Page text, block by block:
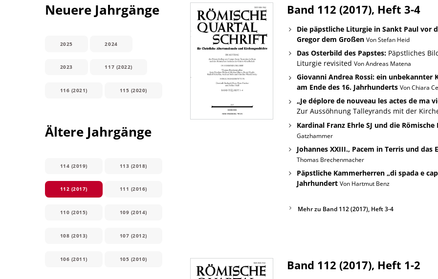
Neuere Jahrgänge
2025 2024
2023 117 (2022)
116 (2021) 115 (2020)
Ältere Jahrgänge
114 (2019) 113 (2018)
112 (2017) 111 (2016)
110 (2015) 109 (2014)
108 (2013) 107 (2012)
106 (2011) 105 (2010)
Band 112 (2017), Heft 3-4
Die päpstliche Liturgie in Sankt Paul vor
Gregor dem Großen Von Stefan Heid
Das Osterbild des Papstes:Päpstliches
Liturgie revisited Von Andreas Matena
Giovanni Andrea Rossi: ein unbekannter
am Ende des 16. Jahrhunderts Von Chiara
„Je déplore de nouveau les actes de ma
Zur Aussöhnung Talleyrands mit der
Kardinal Franz Ehrle SJ und die Römische
Gatzhammer
Johannes XXIII., Pacem in Terris und das
Thomas Brechenmacher
Päpstliche Kammerherren „di spada e
Jahrhundert Von Hartmut Benz
Mehr zu Band 112 (2017), Heft 3-4
Band 112 (2017), Heft 1-2